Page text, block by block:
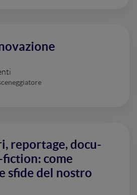
reportage, docu-
come
sfide del nostro